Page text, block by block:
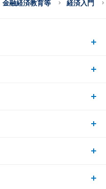
金融経済教育等 経済入門